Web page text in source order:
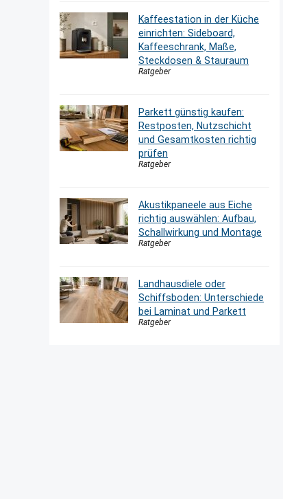
Kaffeestation in der Küche
einrichten: Sideboard,
Kaffeeschrank, Maße,
Steckdosen & Stauraum
Ratgeber
Parkett günstig kaufen:
Restposten, Nutzschicht
und Gesamtkosten richtig
prüfen
Ratgeber
Akustikpaneele aus Eiche
richtig auswählen: Aufbau,
Schallwirkung und Montage
Ratgeber
Landhausdiele oder
Schiffsboden: Unterschiede
bei Laminat und Parkett
Ratgeber